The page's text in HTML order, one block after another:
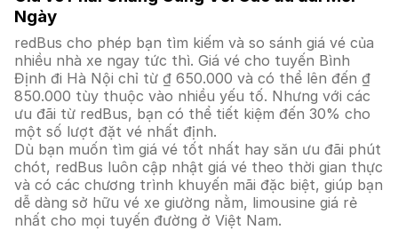
Ngày
redBus cho phép bạn tìm kiếm và so sánh giá vé của
nhiều nhà xe ngay tức thì. Giá vé cho tuyến Bình
Định đi Hà Nội chỉ từ ₫ 650.000 và có thể lên đến ₫
850.000 tùy thuộc vào nhiều yếu tố. Nhưng với các
ưu đãi từ redBus, bạn có thể tiết kiệm đến 30% cho
một số lượt đặt vé nhất định.
Dù bạn muốn tìm giá vé tốt nhất hay săn ưu đãi phút
chót, redBus luôn cập nhật giá vé theo thời gian thực
và có các chương trình khuyến mãi đặc biệt, giúp bạn
dễ dàng sở hữu vé xe giường nằm, limousine giá rẻ
nhất cho mọi tuyến đường ở Việt Nam.